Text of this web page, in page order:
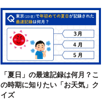
「夏日」の最速記録は何月？こ
の時期に知りたい「お天気」ク
イズ